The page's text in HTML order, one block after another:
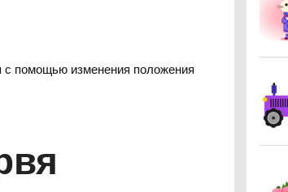
с помощью изменения положения